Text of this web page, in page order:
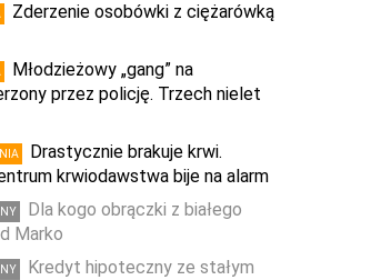
Zderzenie osobówki z ciężarówką
Młodzieżowy „gang” na
przez policję. Trzech nielet
Drastycznie brakuje krwi.
krwiodawstwa bije na alarm
Dla kogo obrączki z białego
Marko
Kredyt hipoteczny ze stałym